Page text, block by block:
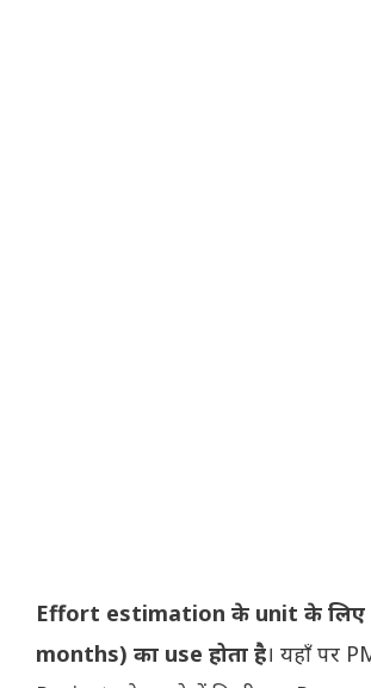
Effort estimation के unit के लिए
months) का use होता है। यहाँ पर